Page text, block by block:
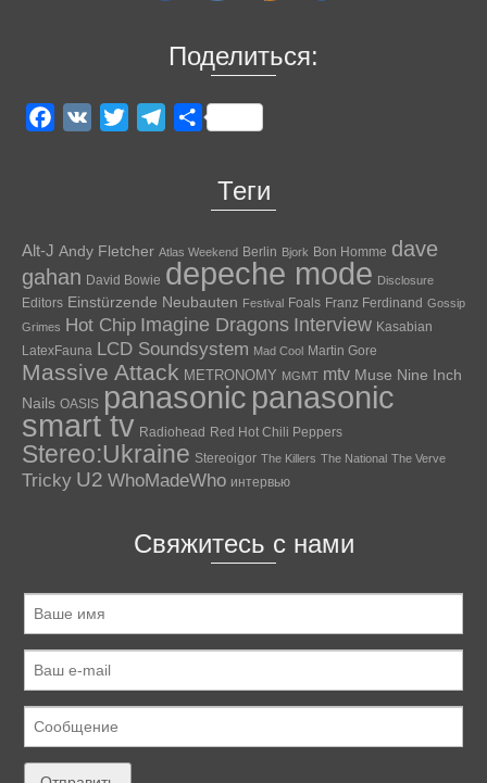
Поделиться:
Facebook
VK Twitter TelegramОтправить
Теги
Alt-J Andy Fletcher Atlas Weekend Berlin Bjork Bon Homme dave
gahan David Bowie depeche mode Disclosure
Editors Einstürzende Neubauten Festival Foals Franz Ferdinand Gossip
Grimes Hot Chip Imagine Dragons Interview Kasabian
LatexFauna LCD Soundsystem Mad Cool Martin Gore
Massive Attack METRONOMY MGMT mtv Muse Nine Inch
Nails OASIS panasonic panasonic
smart tv Radiohead Red Hot Chili Peppers
Stereo:Ukraine Stereoigor The Killers The National The Verve
Tricky U2 WhoMadeWho интервью
Свяжитесь с нами